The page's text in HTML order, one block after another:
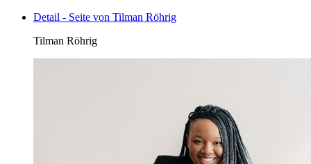
Detail - Seite von Tilman Röhrig
Tilman Röhrig